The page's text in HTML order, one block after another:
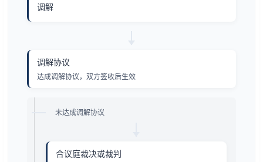
调解
调解协议
达成调解协议，双方签收后生效
未达成调解协议
合议庭裁决或裁判